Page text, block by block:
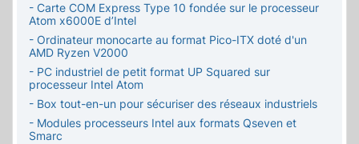
- Carte COM Express Type 10 fondée sur le processeur
Atom x6000E d’Intel
- Ordinateur monocarte au format Pico-ITX doté d'un
AMD Ryzen V2000
- PC industriel de petit format UP Squared sur
processeur Intel Atom
- Box tout-en-un pour sécuriser des réseaux industriels
- Modules processeurs Intel aux formats Qseven et
Smarc